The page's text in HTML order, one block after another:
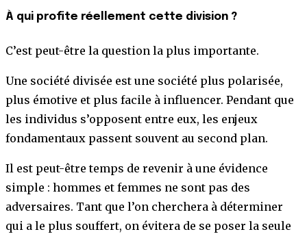
À qui profite réellement cette division ?
C’est peut-être la question la plus importante.
Une société divisée est une société plus polarisée,
plus émotive et plus facile à influencer. Pendant que
les individus s’opposent entre eux, les enjeux
fondamentaux passent souvent au second plan.
Il est peut-être temps de revenir à une évidence
simple : hommes et femmes ne sont pas des
adversaires. Tant que l’on cherchera à déterminer
qui a le plus souffert, on évitera de se poser la seule